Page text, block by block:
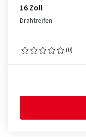
16 Zoll
Drahtreifen
(0)